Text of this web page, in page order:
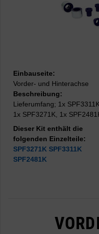
Einbauseite:
Vorder- und Hinterachse
Beschreibung:
Lieferumfang; 1x SPF3311K,
1x SPF3271K, 1x
Dieser Kit enthält die
folgenden Einzelteile:
SPF3271K SPF3311K
SPF2481K